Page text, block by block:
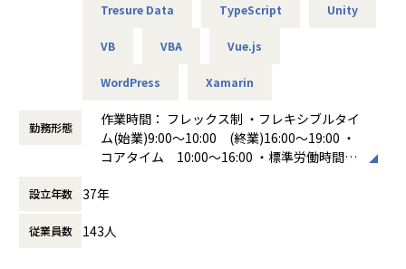
Tresure Data TypeScript Unity
VB VBA Vue.js
WordPress Xamarin
勤務形態
作業時間： フレックス制 ・フレキシブルタイ
ム(始業)9:00～10:00 (終業)16:00～19:00 ・
コアタイム 10:00～16:00 ・標準労働時間
働き方：
休憩時間： 60分
設立年数 37年
従業員数 143人